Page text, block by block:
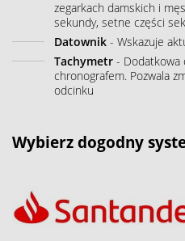
zegarkach damskich i
sekundy, setne części
Datownik - Wskazuje
Tachymetr - Dodatkowa
chronografem. Pozwala
odcinku
Wybierz dogodny